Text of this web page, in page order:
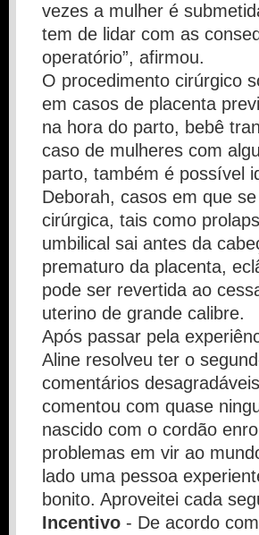
vezes a mulher é
tem de lidar com as
operatório”, afirmou.
O procedimento cirúrgico
em casos de placenta
na hora do parto, bebê
caso de mulheres com
parto, também é possível
Deborah, casos em que
cirúrgica, tais como
umbilical sai antes da
prematuro da placenta,
pode ser revertida ao
uterino de grande calibre.
Após passar pela
Aline resolveu ter o
comentários
comentou com quase
nascido com o cordão
problemas em vir ao
lado uma pessoa
bonito. Aproveitei cada
Incentivo - De acordo